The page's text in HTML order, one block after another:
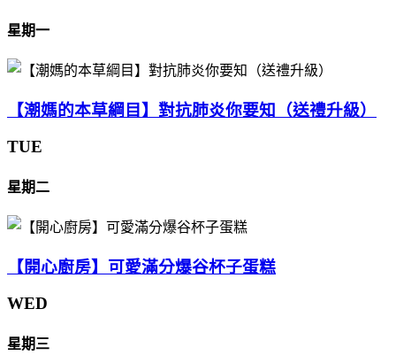
星期一
【潮媽的本草綱目】對抗肺炎你要知（送禮升級）
TUE
星期二
【開心廚房】可愛滿分爆谷杯子蛋糕
WED
星期三